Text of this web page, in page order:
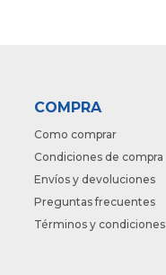
COMPRA
Como comprar
Condiciones de compra
Envíos y devoluciones
Preguntas frecuentes
Términos y condiciones